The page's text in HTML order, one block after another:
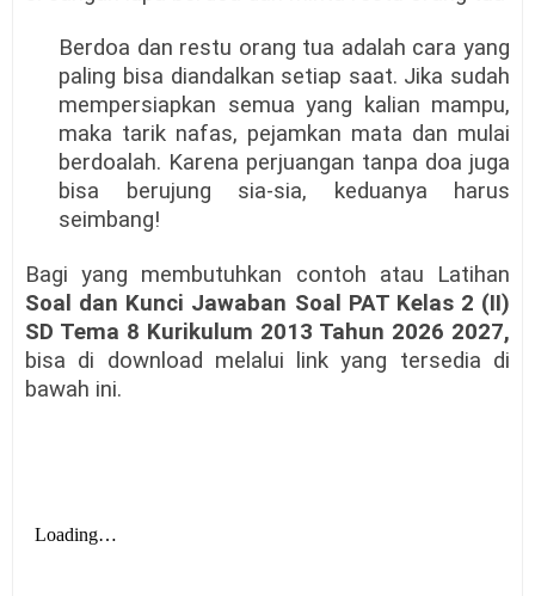
Berdoa dan restu orang tua adalah cara yang
paling bisa diandalkan setiap saat. Jika sudah
mempersiapkan semua yang kalian mampu,
maka tarik nafas, pejamkan mata dan mulai
berdoalah. Karena perjuangan tanpa doa juga
bisa berujung sia-sia, keduanya harus
seimbang!
Bagi yang membutuhkan contoh atau Latihan
Soal dan Kunci Jawaban Soal PAT Kelas 2 (II)
SD Tema 8 Kurikulum 2013 Tahun 2026 2027,
bisa di download melalui link yang tersedia di
bawah ini.